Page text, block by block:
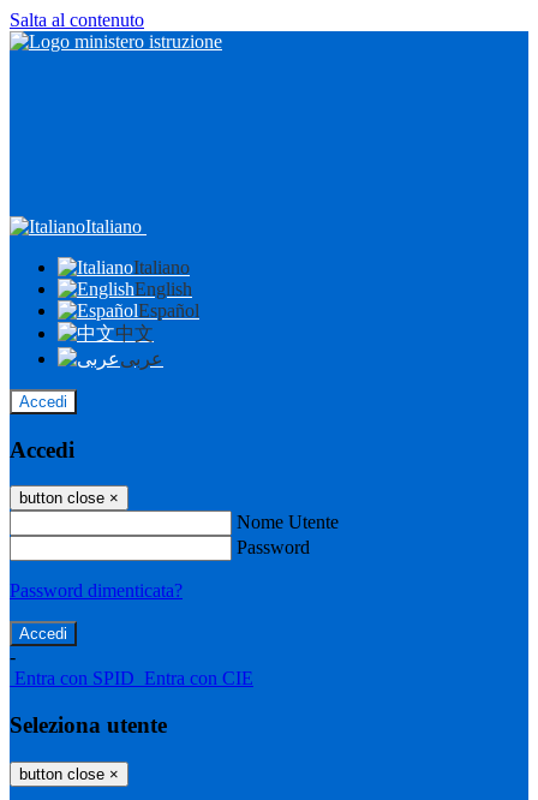
Salta al contenuto
Italiano
Italiano
English
Español
中文
عربى
Accedi
Accedi
button close ×
Nome Utente
Password
Password dimenticata?
-
Entra con SPID Entra con CIE
Seleziona utente
button close ×